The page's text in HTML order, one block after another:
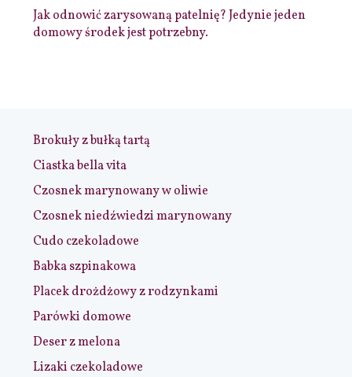
Jak odnowić zarysowaną patelnię? Jedynie jeden
domowy środek jest potrzebny.
Brokuły z bułką tartą
Ciastka bella vita
Czosnek marynowany w oliwie
Czosnek niedźwiedzi marynowany
Cudo czekoladowe
Babka szpinakowa
Placek drożdżowy z rodzynkami
Parówki domowe
Deser z melona
Lizaki czekoladowe